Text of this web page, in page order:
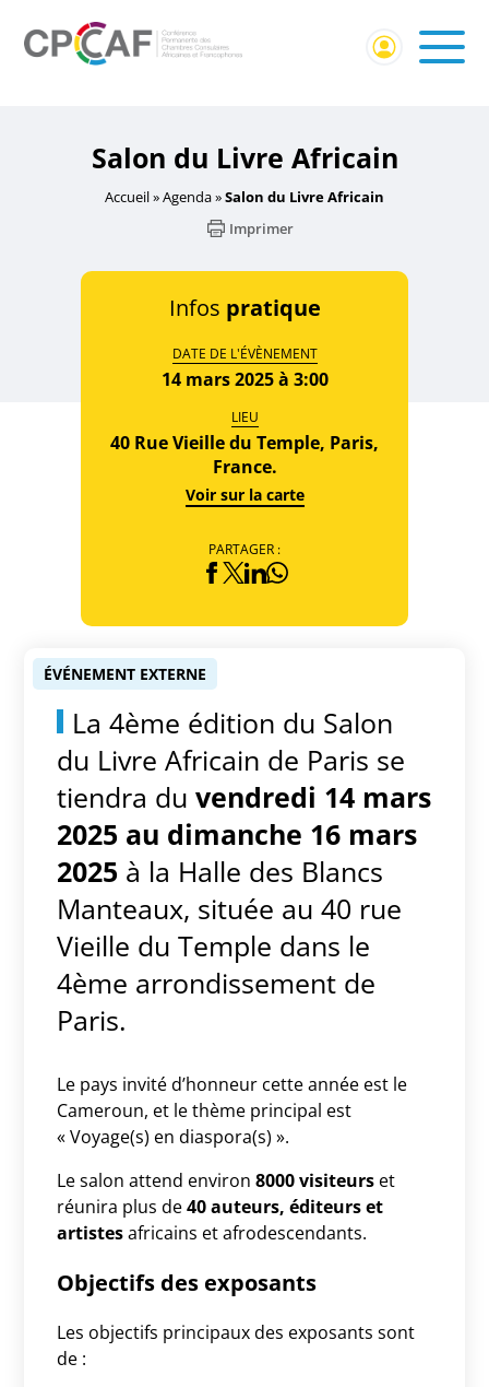
Salon du Livre Africain
Accueil»Agenda»Salon du Livre Africain
Imprimer
Infos pratique
DATE DE L'ÉVÈNEMENT
14 mars 2025 à 3:00
LIEU
40 Rue Vieille du Temple, Paris,
France.
Voir sur la carte
PARTAGER :
La 4ème édition du Salon
du Livre Africain de Paris se
tiendra duvendredi 14 mars
2025 au dimanche 16 mars
2025 à la Halle des Blancs
Manteaux, située au 40 rue
Vieille du Temple dans le
4ème arrondissement de
Paris.
Le pays invité d’honneur cette année est le
Cameroun, et le thème principal est
« Voyage(s) en diaspora(s) ».
Le salon attend environ8000 visiteurs et
réunira plus de40 auteurs, éditeurs et
artistesafricains et afrodescendants.
Objectifs des exposants
Les objectifs principaux des exposants sont
de :
ÉVÉNEMENT EXTERNE